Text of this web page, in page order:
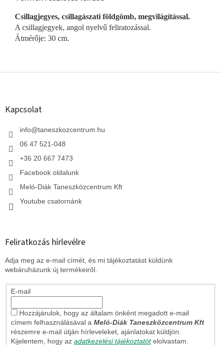
Csillagjegyes, csillagászati földgömb, megvilágítással.
A csillagjegyek, angol nyelvű feliratozással.
Átmérője: 30 cm.
L
Kapcsolat
info@taneszkozcentrum.hu
06 47 521-048
+36 20 667 7473
Facebook oldalunk
Meló-Diák Taneszközcentrum Kft
Youtube csatornánk
Feliratkozás hírlevélre
Adja meg az e-mail címét, és mi tájékoztatást küldünk
webáruházunk új termékeiről.
E-mail
Hozzájárulok, hogy az általam önként megadott e-mail
címem felhasználásával a Meló-Diák Taneszközcentrum Kft
részemre e-mail útján hírleveleket, ajánlatokat küldjön.
Kijelentem, hogy az adatkezelési tájékoztatót elolvastam.